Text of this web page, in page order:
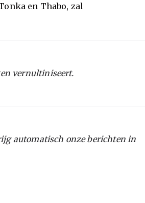
en Thabo, zal
vernultiniseert.
automatisch onze berichten in